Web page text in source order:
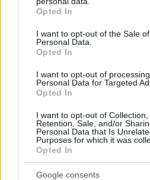
grant or deny consent to Google
use your data for below specified
consent section.
Opted In
I want to opt-out of the Sale
Personal Data.
Opted In
I want to opt-out of
Personal Data for Targeted
Opted In
I want to opt-out of Collection,
Retention, Sale, and/or
Personal Data that Is
Purposes for which it was
Opted In
Google consents
Προκαλεί η Τουρκία την
την εισβολή στην Κύπρο:
νύχτα»